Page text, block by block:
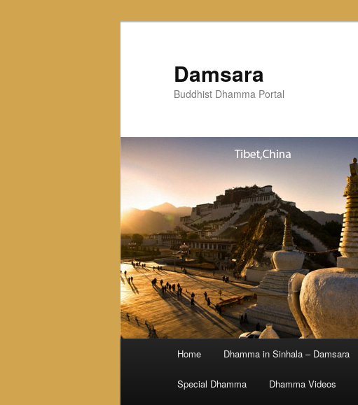
Damsara
Buddhist Dhamma Portal
Home Dhamma in Sinhala – Damsara
Special Dhamma Dhamma Videos